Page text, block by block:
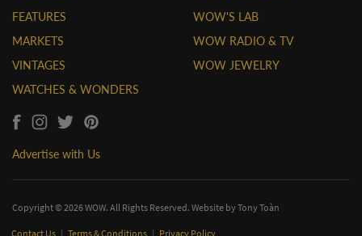
FEATURES
MARKETS
VINTAGES
WATCHES & WONDERS
WOW'S LAB
WOW RADIO & TV
WOW JEWELRY
Advertise with Us
Copyright © 2026 WOW. All Rights Reserved. Website byTony Toàn
Contact Us | Terms & Conditions | Privacy Policy